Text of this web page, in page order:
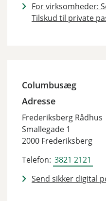
For virksomheder:
Tilskud til private
Columbusæg
Adresse
Frederiksberg Rådhus
Smallegade 1
2000 Frederiksberg
Telefon: 3821 2121
Send sikker digital